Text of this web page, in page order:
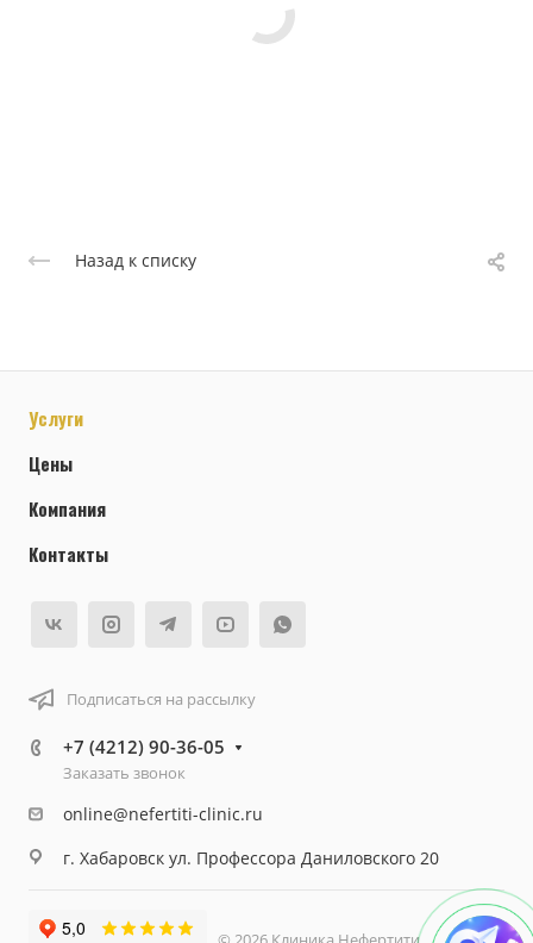
Назад к списку
Услуги
Цены
Компания
Контакты
Подписаться на рассылку
+7 (4212) 90-36-05
Заказать звонок
online@nefertiti-clinic.ru
г. Хабаровск ул. Профессора Даниловского 20